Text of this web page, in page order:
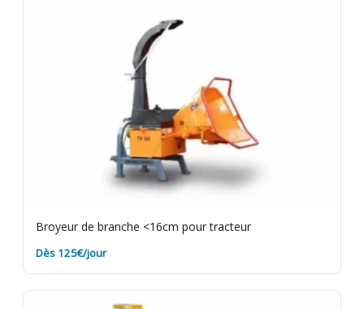
propre et sans terre pour éviter des frais de
nettoyage. Assurance bris de machine en option.
Broyeur de branche <16cm pour tracteur
Dès 125€/jour